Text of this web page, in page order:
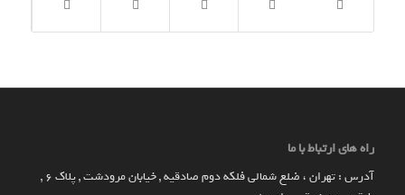
راه های ارتباط با ما
آدرس : تهران ، ضلع شمالی فلکه دوم صادقیه , خیابان مرودشت , پلاک ۶ ,